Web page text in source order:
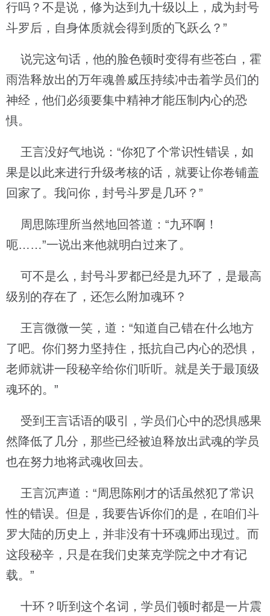
行吗？不是说，修为达到九十级以上，成为封号
斗罗后，自身体质就会得到质的飞跃么？”
说完这句话，他的脸色顿时变得有些苍白，霍
雨浩释放出的万年魂兽威压持续冲击着学员们的
神经，他们必须要集中精神才能压制内心的恐
惧。
王言没好气地说：“你犯了个常识性错误，如
果是以此来进行升级考核的话，就要让你卷铺盖
回家了。我问你，封号斗罗是几环？”
周思陈理所当然地回答道：“九环啊！
呃……”一说出来他就明白过来了。
可不是么，封号斗罗都已经是九环了，是最高
级别的存在了，还怎么附加魂环？
王言微微一笑，道：“知道自己错在什么地方
了吧。你们努力坚持住，抵抗自己内心的恐惧，
老师就讲一段秘辛给你们听听。就是关于最顶级
魂环的。”
受到王言话语的吸引，学员们心中的恐惧感果
然降低了几分，那些已经被迫释放出武魂的学员
也在努力地将武魂收回去。
王言沉声道：“周思陈刚才的话虽然犯了常识
性的错误。但是，我要告诉你们的是，在咱们斗
罗大陆的历史上，并非没有十环魂师出现过。而
这段秘辛，只是在我们史莱克学院之中才有记
载。”
十环？听到这个名词，学员们顿时都是一片震